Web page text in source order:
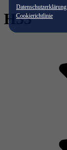
Datenschutzerklärung
Cookierichtlinie
H33